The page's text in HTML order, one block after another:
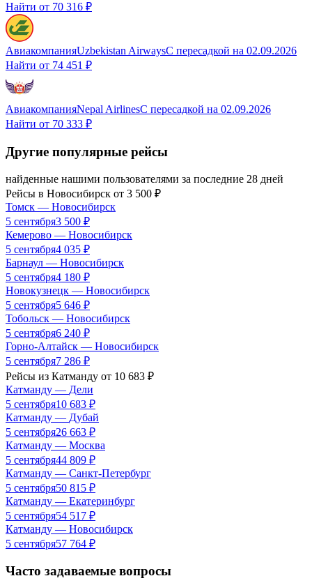
Найти от 70 316 ₽
АвиакомпанияUzbekistan AirwaysС пересадкой на 02.09.2026
Найти от 74 451 ₽
АвиакомпанияNepal AirlinesС пересадкой на 02.09.2026
Найти от 70 333 ₽
Другие популярные рейсы
найденные нашими пользователями за последние 28 дней
Рейсы в Новосибирск от 3 500 ₽
Томск — Новосибирск
5 сентября3 500 ₽
Кемерово — Новосибирск
5 сентября4 035 ₽
Барнаул — Новосибирск
5 сентября4 180 ₽
Новокузнецк — Новосибирск
5 сентября5 646 ₽
Тобольск — Новосибирск
5 сентября6 240 ₽
Горно-Алтайск — Новосибирск
5 сентября7 286 ₽
Рейсы из Катманду от 10 683 ₽
Катманду — Дели
5 сентября10 683 ₽
Катманду — Дубай
5 сентября26 663 ₽
Катманду — Москва
5 сентября44 809 ₽
Катманду — Санкт-Петербург
5 сентября50 815 ₽
Катманду — Екатеринбург
5 сентября54 517 ₽
Катманду — Новосибирск
5 сентября57 764 ₽
Часто задаваемые вопросы